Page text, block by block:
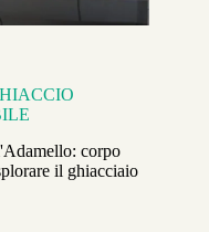
corpo
il ghiacciaio